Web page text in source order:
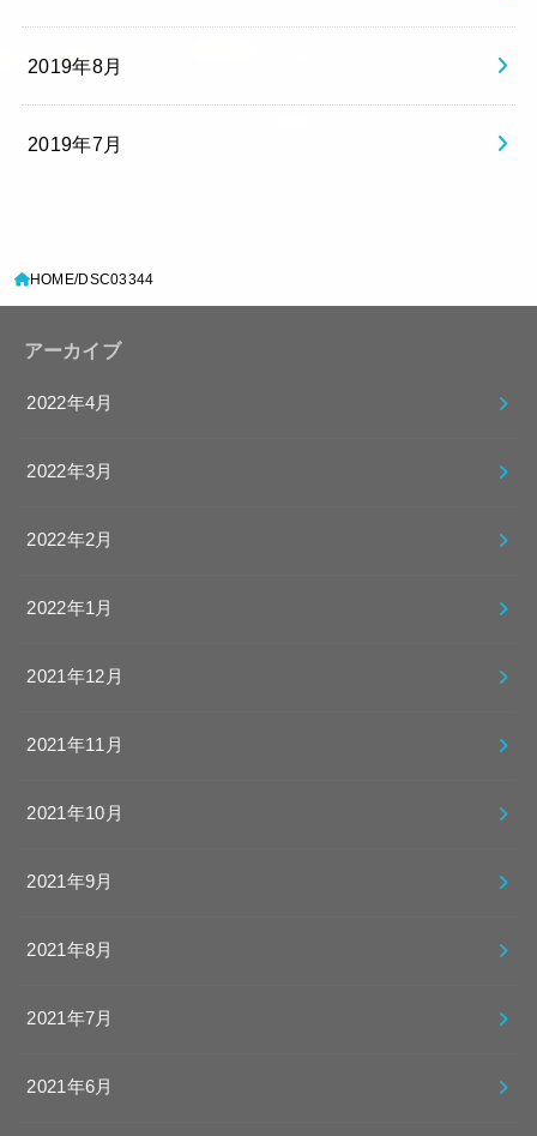
2019年8月
2019年7月
HOME DSC03344
アーカイブ
2022年4月
2022年3月
2022年2月
2022年1月
2021年12月
2021年11月
2021年10月
2021年9月
2021年8月
2021年7月
2021年6月